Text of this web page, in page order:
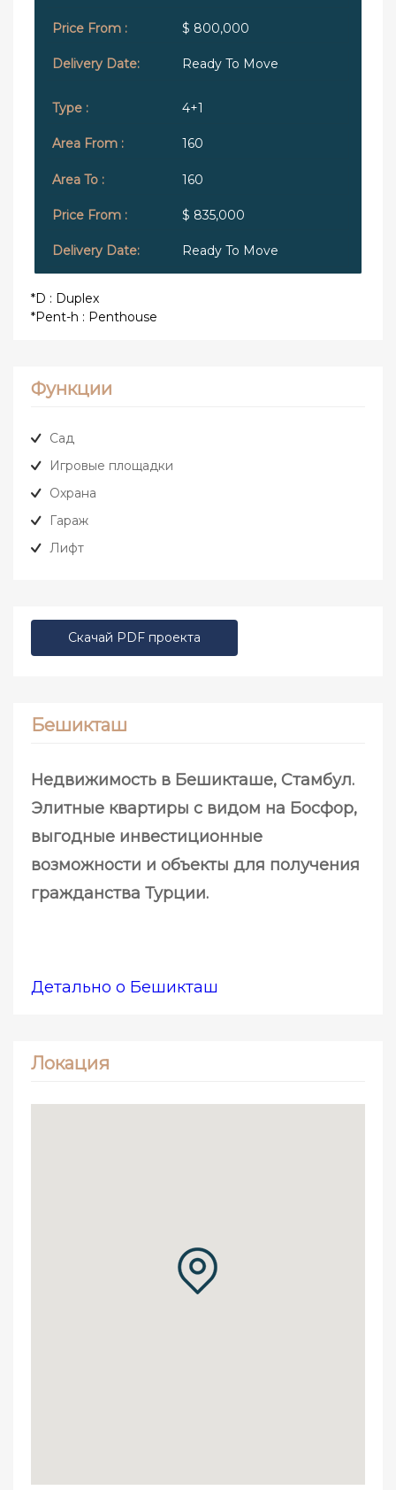
$ 800,000
Ready To Move
4+1
160
160
$ 835,000
Ready To Move
*D : Duplex
*Pent-h : Penthouse
Функции
Сад
Игровые площадки
Охрана
Гараж
Лифт
Скачай PDF проекта
Бешикташ
Недвижимость в Бешикташе, Стамбул.
Элитные квартиры с видом на Босфор,
выгодные инвестиционные
возможности и объекты для получения
гражданства Турции.
Детально о Бешикташ
Локация